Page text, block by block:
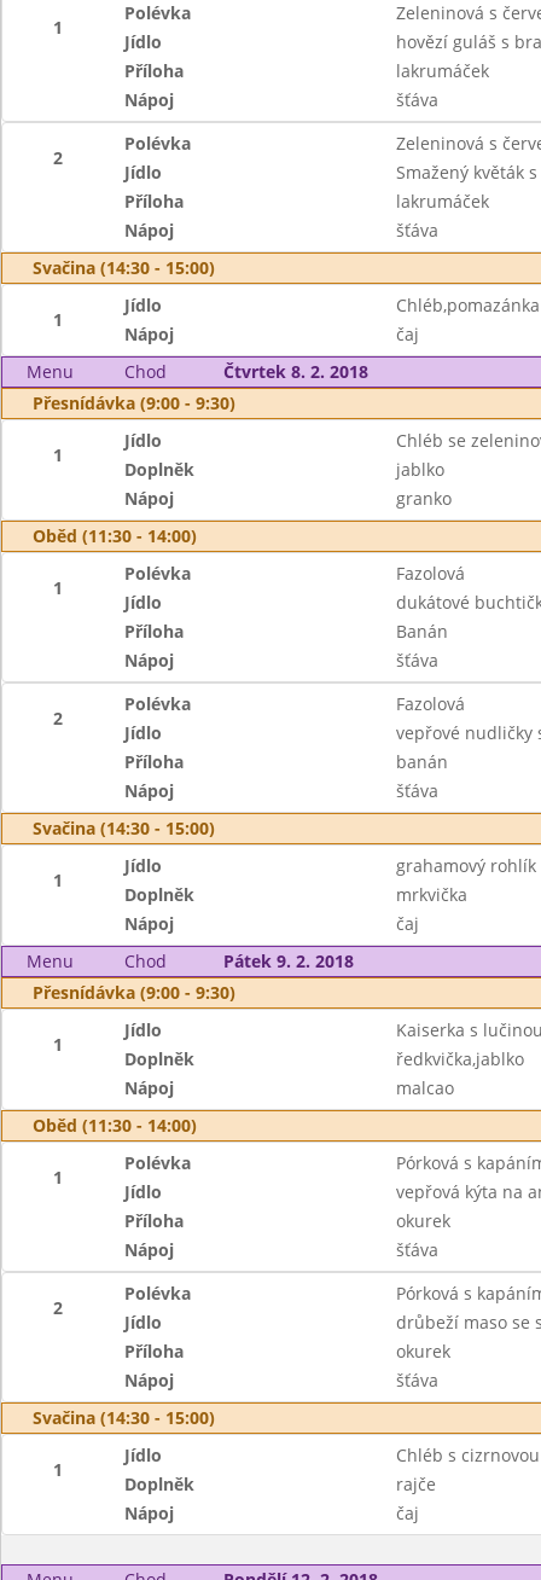
1
Polévka
Zeleninová s
Jídlo
hovězí guláš s
Příloha
lakrumáček
Nápoj
šťáva
2
Polévka
Zeleninová s
Jídlo
Smažený květák
Příloha
lakrumáček
Nápoj
šťáva
Svačina (14:30 - 15:00)
1
Jídlo
Nápoj
čaj
Menu
Chod
Čtvrtek 8. 2. 2018
Přesnídávka (9:00 - 9:30)
1
Jídlo
Chléb se
Doplněk
jablko
Nápoj
granko
Oběd (11:30 - 14:00)
1
Polévka
Fazolová
Jídlo
dukátové
Příloha
Banán
Nápoj
šťáva
2
Polévka
Fazolová
Jídlo
vepřové nudličky
Příloha
banán
Nápoj
šťáva
Svačina (14:30 - 15:00)
1
Jídlo
grahamový
Doplněk
mrkvička
Nápoj
čaj
Menu
Chod
Pátek 9. 2. 2018
Přesnídávka (9:00 - 9:30)
1
Jídlo
Kaiserka s
Doplněk
ředkvička,jablko
Nápoj
malcao
Oběd (11:30 - 14:00)
1
Polévka
Pórková s
Jídlo
vepřová kýta na
Příloha
okurek
Nápoj
šťáva
2
Polévka
Pórková s
Jídlo
drůbeží maso se
Příloha
okurek
Nápoj
šťáva
Svačina (14:30 - 15:00)
1
Jídlo
Chléb s
Doplněk
rajče
Nápoj
čaj